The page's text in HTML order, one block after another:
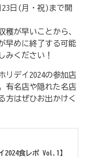
23日(月・祝)まで開
穫が早いことから、
早めに終了する可能
みください！
リデイ2024の参加店
有名店や隠れた名店
方はぜひお出かけく
2024食レポ Vol.1】